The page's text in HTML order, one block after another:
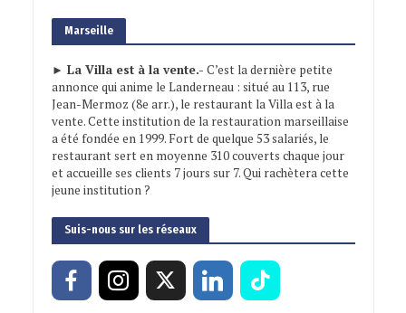
Marseille
► La Villa est à la vente.- C’est la dernière petite
annonce qui anime le Landerneau : situé au 113, rue
Jean-Mermoz (8e arr.), le restaurant la Villa est à la
vente. Cette institution de la restauration marseillaise
a été fondée en 1999. Fort de quelque 53 salariés, le
restaurant sert en moyenne 310 couverts chaque jour
et accueille ses clients 7 jours sur 7. Qui rachètera cette
jeune institution ?
Suis-nous sur les réseaux